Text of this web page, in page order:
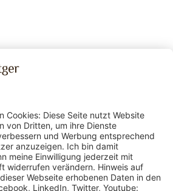
gulden röttger rechtsanwälte